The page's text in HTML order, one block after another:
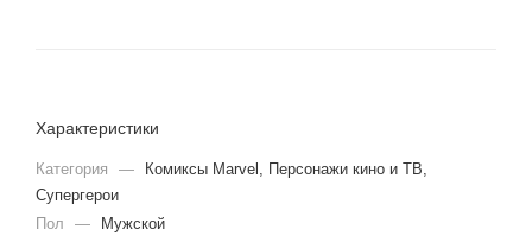
Характеристики
Категория —
Комиксы Marvel, Персонажи кино и ТВ,
Супергерои
Пол
—
Мужской